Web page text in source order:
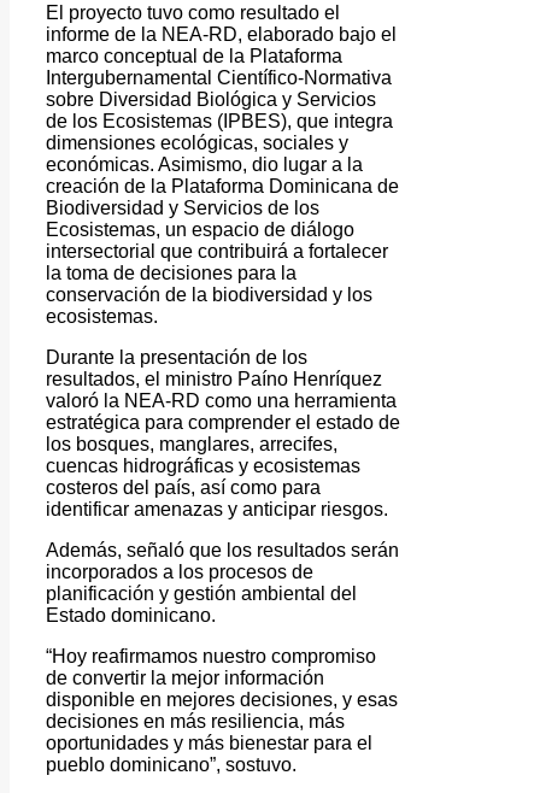
El proyecto tuvo como resultado el
informe de la NEA-RD, elaborado bajo el
marco conceptual de la Plataforma
Intergubernamental Científico-Normativa
sobre Diversidad Biológica y Servicios
de los Ecosistemas (IPBES), que integra
dimensiones ecológicas, sociales y
económicas. Asimismo, dio lugar a la
creación de la Plataforma Dominicana de
Biodiversidad y Servicios de los
Ecosistemas, un espacio de diálogo
intersectorial que contribuirá a fortalecer
la toma de decisiones para la
conservación de la biodiversidad y los
ecosistemas.
Durante la presentación de los
resultados, el ministro Paíno Henríquez
valoró la NEA-RD como una herramienta
estratégica para comprender el estado de
los bosques, manglares, arrecifes,
cuencas hidrográficas y ecosistemas
costeros del país, así como para
identificar amenazas y anticipar riesgos.
Además, señaló que los resultados serán
incorporados a los procesos de
planificación y gestión ambiental del
Estado dominicano.
“Hoy reafirmamos nuestro compromiso
de convertir la mejor información
disponible en mejores decisiones, y esas
decisiones en más resiliencia, más
oportunidades y más bienestar para el
pueblo dominicano”, sostuvo.